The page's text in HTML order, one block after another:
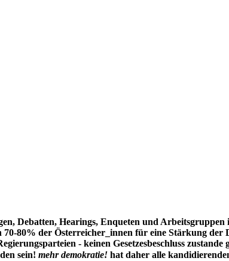
Debatten, Hearings, Enqueten und
80% der Österreicher_innen für eine Stärkung der
- keinen Gesetzesbeschluss zustande
sein! mehr demokratie! hat daher alle